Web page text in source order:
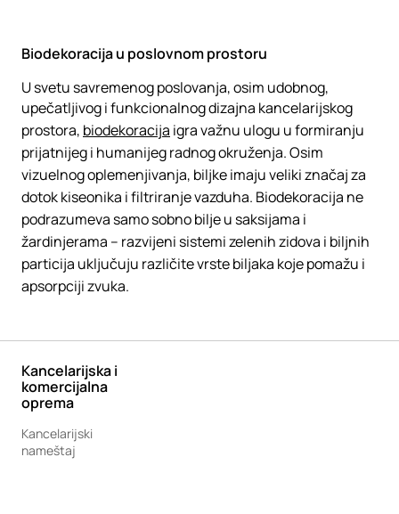
Biodekoracija u poslovnom prostoru
U svetu savremenog poslovanja, osim udobnog,
upečatljivog i funkcionalnog dizajna kancelarijskog
prostora, biodekoracija igra važnu ulogu u formiranju
prijatnijeg i humanijeg radnog okruženja. Osim
vizuelnog oplemenjivanja, biljke imaju veliki značaj za
dotok kiseonika i filtriranje vazduha. Biodekoracija ne
podrazumeva samo sobno bilje u saksijama i
žardinjerama – razvijeni sistemi zelenih zidova i biljnih
particija uključuju različite vrste biljaka koje pomažu i
apsorpciji zvuka.
Kancelarijska i
komercijalna
oprema
Kancelarijski
nameštaj